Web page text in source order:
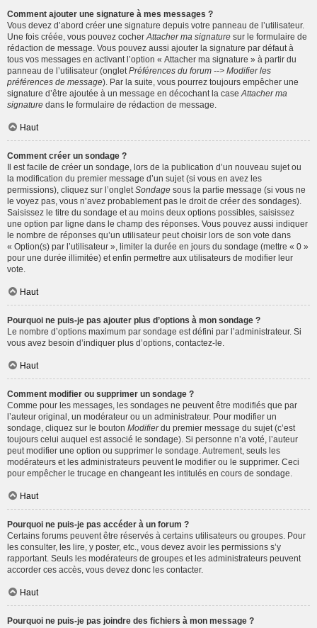
Comment ajouter une signature à mes messages ?
Vous devez d’abord créer une signature depuis votre panneau de l’utilisateur.
Une fois créée, vous pouvez cocher Attacher ma signature sur le formulaire de
rédaction de message. Vous pouvez aussi ajouter la signature par défaut à
tous vos messages en activant l’option « Attacher ma signature » à partir du
panneau de l’utilisateur (onglet Préférences du forum --> Modifier les
préférences de message). Par la suite, vous pourrez toujours empêcher une
signature d’être ajoutée à un message en décochant la case Attacher ma
signature dans le formulaire de rédaction de message.
Haut
Comment créer un sondage ?
Il est facile de créer un sondage, lors de la publication d’un nouveau sujet ou
la modification du premier message d’un sujet (si vous en avez les
permissions), cliquez sur l’onglet Sondage sous la partie message (si vous ne
le voyez pas, vous n’avez probablement pas le droit de créer des sondages).
Saisissez le titre du sondage et au moins deux options possibles, saisissez
une option par ligne dans le champ des réponses. Vous pouvez aussi indiquer
le nombre de réponses qu’un utilisateur peut choisir lors de son vote dans
« Option(s) par l’utilisateur », limiter la durée en jours du sondage (mettre « 0 »
pour une durée illimitée) et enfin permettre aux utilisateurs de modifier leur
vote.
Haut
Pourquoi ne puis-je pas ajouter plus d’options à mon sondage ?
Le nombre d’options maximum par sondage est défini par l’administrateur. Si
vous avez besoin d’indiquer plus d’options, contactez-le.
Haut
Comment modifier ou supprimer un sondage ?
Comme pour les messages, les sondages ne peuvent être modifiés que par
l’auteur original, un modérateur ou un administrateur. Pour modifier un
sondage, cliquez sur le bouton Modifierdu premier message du sujet (c’est
toujours celui auquel est associé le sondage). Si personne n’a voté, l’auteur
peut modifier une option ou supprimer le sondage. Autrement, seuls les
modérateurs et les administrateurs peuvent le modifier ou le supprimer. Ceci
pour empêcher le trucage en changeant les intitulés en cours de sondage.
Haut
Pourquoi ne puis-je pas accéder à un forum ?
Certains forums peuvent être réservés à certains utilisateurs ou groupes. Pour
les consulter, les lire, y poster, etc., vous devez avoir les permissions s’y
rapportant. Seuls les modérateurs de groupes et les administrateurs peuvent
accorder ces accès, vous devez donc les contacter.
Haut
Pourquoi ne puis-je pas joindre des fichiers à mon message ?